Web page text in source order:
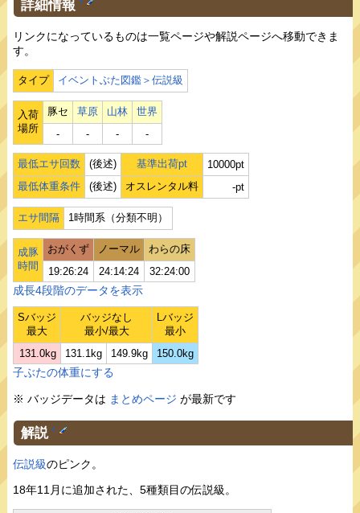
詳細情報 †
リンクになっているものは一覧ページや解説ページへ移動できま
す。
タイプ イベントぶた図鑑＞伝説級
入荷
場所
豚セ 草原 山林
世界
‐
‐ ‐ ‐
最低エサ回数 (後述) 基準出荷pt
10000pt
最低体重条件
(後述) オスレンタル料 -pt
エサ間隔 1時間系（分類不明）
成豚
時間
おがくず ノーマル
わらの床
19:26:24
24:14:24 32:24:00
成長4段階のデータを表示
Sバッジ
最大
バッジなし
最小/最大
Lバッジ
最小
131.0kg
131.1kg 149.9kg 150.0kg
子ぶたの体重にする
※ バッジデータは まとめページ が最新です
解説 †
伝説級のピンク。
18年11月に追加された、5種類目の伝説級。